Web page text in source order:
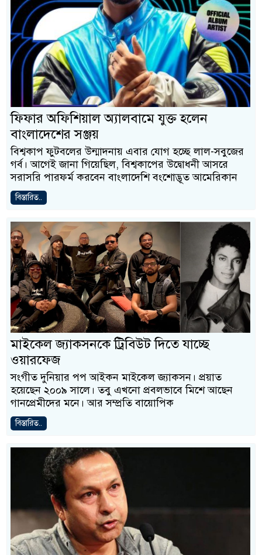
ফিফার অফিশিয়াল অ্যালবামে যুক্ত হলেন
বাংলাদেশের সঞ্জয়
বিশ্বকাপ ফুটবলের উন্মাদনায় এবার যোগ হচ্ছে লাল-সবুজের
গর্ব। আগেই জানা গিয়েছিল, বিশ্বকাপের উদ্বোধনী আসরে
সরাসরি পারফর্ম করবেন বাংলাদেশি বংশোদ্ভূত আমেরিকান
বিস্তারিত..
মাইকেল জ্যাকসনকে ট্রিবিউট দিতে যাচ্ছে
ওয়ারফেজ
সংগীত দুনিয়ার পপ আইকন মাইকেল জ্যাকসন। প্রয়াত
হয়েছেন ২০০৯ সালে। তবু এখনো প্রবলভাবে মিশে আছেন
গানপ্রেমীদের মনে। আর সম্প্রতি বায়োপিক
বিস্তারিত..